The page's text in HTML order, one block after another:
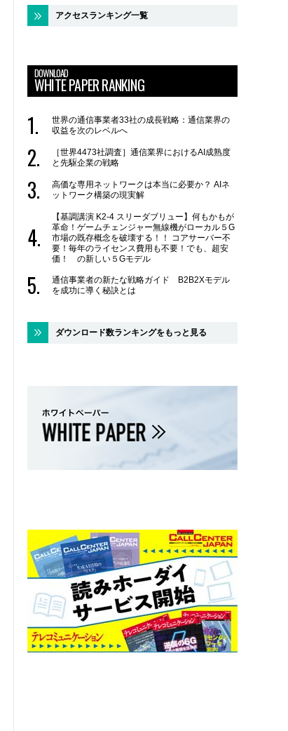
アクセスランキング一覧
DOWNLOAD
WHITE PAPER RANKING
世界の通信事業者33社の成長戦略：通信業界の
収益を次のレベルへ
［世界4473社調査］通信業界におけるAI成熟度
と先駆企業の戦略
高価な専用ネットワークは本当に必要か？ AIネ
ットワーク構築の現実解
【基調講演 K2-4 スリーダブリュー】何もかもが
革命！ゲームチェンジャー無線機がローカル５G
市場の既存概念を破壊する！！ コアサーバー不
要！毎年のライセンス費用も不要！でも、超安
価！ の新しい５Gモデル
通信事業者の新たな戦略ガイド B2B2Xモデル
を成功に導く秘訣とは
ダウンロード数ランキングをもっと見る